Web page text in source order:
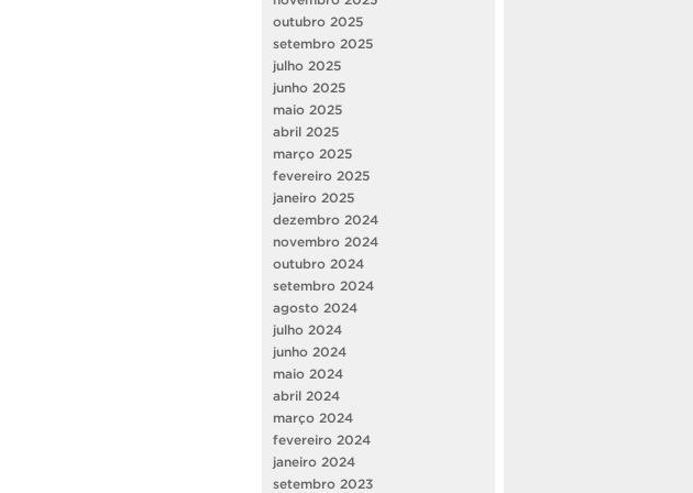
outubro 2025
setembro 2025
julho 2025
junho 2025
maio 2025
abril 2025
março 2025
fevereiro 2025
janeiro 2025
dezembro 2024
novembro 2024
outubro 2024
setembro 2024
agosto 2024
julho 2024
junho 2024
maio 2024
abril 2024
março 2024
fevereiro 2024
janeiro 2024
setembro 2023